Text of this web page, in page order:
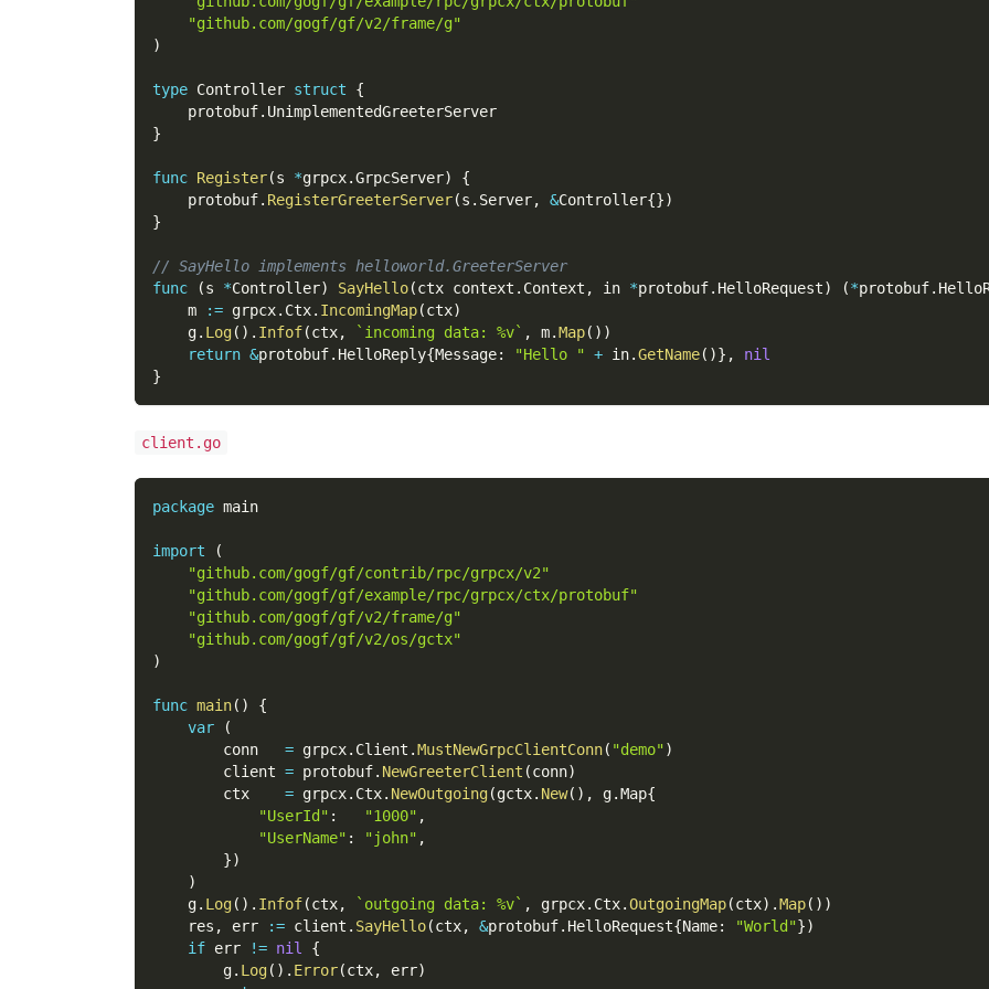
"github.com/gogf/gf/v2/frame/g"
)
type Controller struct
{
    protobuf
. UnimplementedGreeterServer
}
func Register(s *grpcx.GrpcServer)
{
    protobuf
. RegisterGreeterServer(s . Server, &Controller{})
}
// SayHello implements helloworld.GreeterServer
func
(s *Controller) SayHello(ctx context . Context , in *protobuf. HelloRequest) (*protobuf.
    m
:= grpcx. Ctx. IncomingMap(ctx)
    g
. Log( ) . Infof(ctx, `incoming data: %v` , m.Map( ) )
return &protobuf. HelloReply{Message: "Hello " + in.GetName( )} ,
nil
}
client.go
package main
import
(
"github.com/gogf/gf/contrib/rpc/grpcx/v2"
"github.com/gogf/gf/example/rpc/grpcx/ctx/protobuf"
"github.com/gogf/gf/v2/frame/g"
"github.com/gogf/gf/v2/os/gctx"
)
func main( )
{
var
(
        conn
= grpcx. Client .MustNewGrpcClientConn( "demo")
        client
= protobuf. NewGreeterClient (conn)
        ctx
= grpcx. Ctx. NewOutgoing(gctx. New( ) , g.Map{
"UserId" : "1000" ,
"UserName" : "john" ,
})
)
    g
. Log( ) . Infof(ctx, `outgoing data: %v` , grpcx. Ctx.OutgoingMap(ctx) .Map( ) )
    res
, err := client . SayHello(ctx, &protobuf. HelloRequest{Name: "World"})
if err != nil
{
        g
. Log( ) . Error(ctx, err)